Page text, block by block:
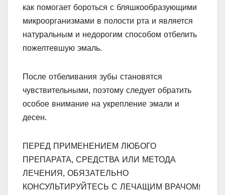
как помогает бороться с бляшкообразующими
микроорганизмами в полости рта и является
натуральным и недорогим способом отбелить
пожелтевшую эмаль.
После отбеливания зубы становятся
чувствительными, поэтому следует обратить
особое внимание на укрепление эмали и
десен.
ПЕРЕД ПРИМЕНЕНИЕМ ЛЮБОГО
ПРЕПАРАТА, СРЕДСТВА ИЛИ МЕТОДА
ЛЕЧЕНИЯ, ОБЯЗАТЕЛЬНО
КОНСУЛЬТИРУЙТЕСЬ С ЛЕЧАЩИМ ВРАЧОМ!